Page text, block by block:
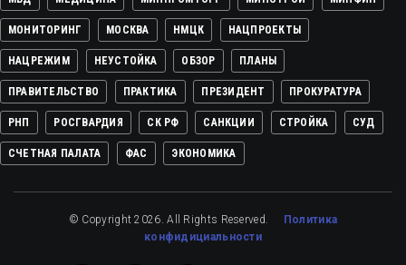
МОНИТОРИНГ МОСКВА НМЦК НАЦПРОЕКТЫ
НАЦРЕЖИМ НЕУСТОЙКА ОБЗОР ПЛАНЫ
ПРАВИТЕЛЬСТВО ПРАКТИКА ПРЕЗИДЕНТ ПРОКУРАТУРА
РНП РОСГВАРДИЯ СК РФ САНКЦИИ СТРОЙКА СУД
СЧЕТНАЯ ПАЛАТА ФАС ЭКОНОМИКА
© Copyright 2026. All Rights Reserved.
Политика
конфидициальности